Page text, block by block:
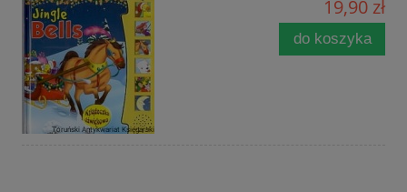
19,90 zł
do koszyka